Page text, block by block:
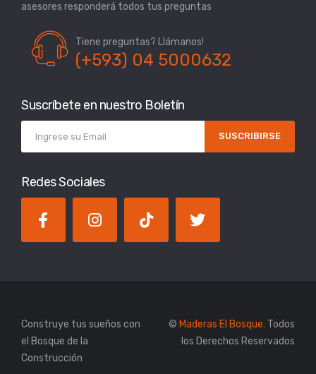
asesores responderá todos tus preguntas
Tiene preguntas? Llámanos!
(+593) 04 5000632
Suscríbete en nuestro Boletín
SUSCRIBIRSE
Redes Sociales
Construye tus sueños con
el Bosque de la
Construcción
© Maderas El Bosque. Todos
los Derechos Reservados